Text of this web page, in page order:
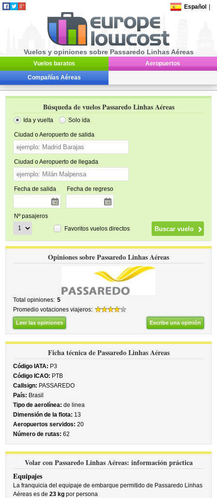
Español
Vuelos y opiniones sobre Passaredo Linhas Aéreas
Vuelos baratos Aeropuertos
Compañías Aéreas
Búsqueda de vuelos Passaredo Linhas Aéreas
Ida y vuelta Solo ida
Ciudad o Aeropuerto de salida
Ciudad o Aeropuerto de llegada
Fecha de salida Fecha de regreso
Nº pasajeros
Favoritos vuelos directos
Opiniones sobre Passaredo Linhas Aéreas
Total opiniones: 5
Promedio votaciones viajeros:
Leer las opiniones Escribe una opinión
Ficha técnica de Passaredo Linhas Aéreas
Código IATA: P3
Código ICAO: PTB
Callsign: PASSAREDO
País: Brasil
Tipo de aerolínea: de linea
Dimensión de la flota: 13
Aeropuertos servidos: 20
Número de rutas: 62
Volar con Passaredo Linhas Aéreas: información práctica
Equipajes
La franquicia del equipaje de embarque permitido de Passaredo Linhas
Aéreas es de23 kg por persona